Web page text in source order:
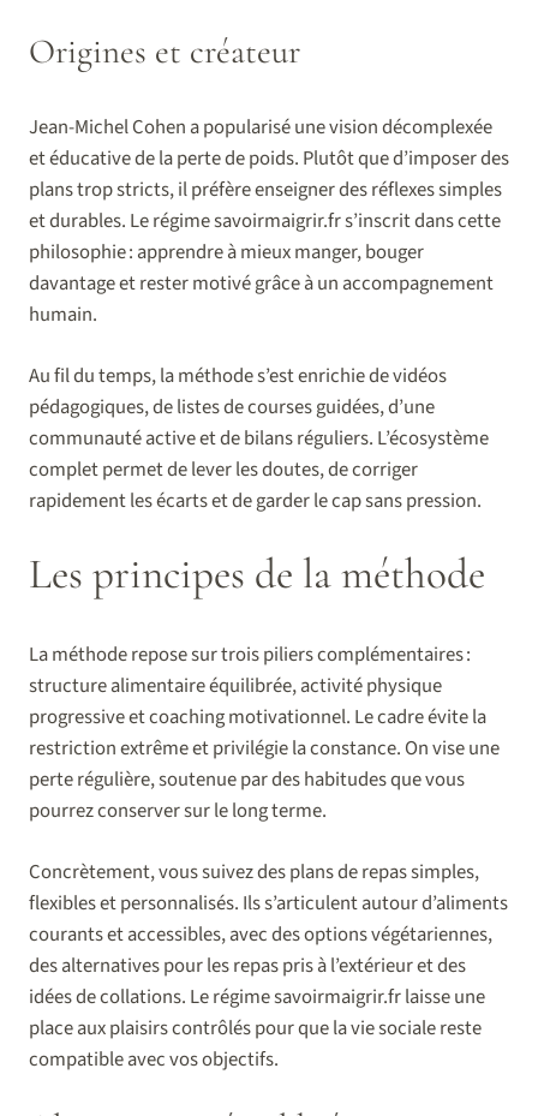
Origines et créateur
Jean-Michel Cohen a popularisé une vision décomplexée
et éducative de la perte de poids. Plutôt que d’imposer des
plans trop stricts, il préfère enseigner des réflexes simples
et durables. Le régime savoirmaigrir.fr s’inscrit dans cette
philosophie : apprendre à mieux manger, bouger
davantage et rester motivé grâce à un accompagnement
humain.
Au fil du temps, la méthode s’est enrichie de vidéos
pédagogiques, de listes de courses guidées, d’une
communauté active et de bilans réguliers. L’écosystème
complet permet de lever les doutes, de corriger
rapidement les écarts et de garder le cap sans pression.
Les principes de la méthode
La méthode repose sur trois piliers complémentaires :
structure alimentaire équilibrée, activité physique
progressive et coaching motivationnel. Le cadre évite la
restriction extrême et privilégie la constance. On vise une
perte régulière, soutenue par des habitudes que vous
pourrez conserver sur le long terme.
Concrètement, vous suivez des plans de repas simples,
flexibles et personnalisés. Ils s’articulent autour d’aliments
courants et accessibles, avec des options végétariennes,
des alternatives pour les repas pris à l’extérieur et des
idées de collations. Le régime savoirmaigrir.fr laisse une
place aux plaisirs contrôlés pour que la vie sociale reste
compatible avec vos objectifs.